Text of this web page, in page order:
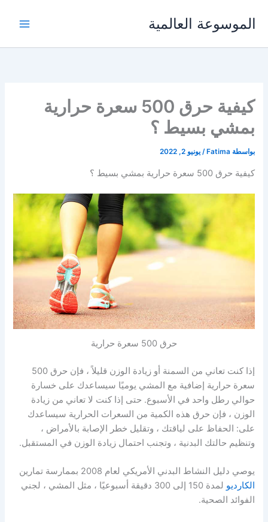
الموسوعة العالمية
كيفية حرق 500 سعرة حرارية
بمشي بسيط ؟
بواسطة Fatima
/يونيو 2, 2022
كيفية حرق 500 سعرة حرارية بمشي بسيط ؟
حرق 500 سعرة حرارية
إذا كنت تعاني من السمنة أو زيادة الوزن قليلاً ، فإن حرق 500
سعرة حرارية إضافية مع المشي يوميًا سيساعدك على خسارة
حوالي رطل واحد في الأسبوع. حتى إذا كنت لا تعاني من زيادة
الوزن ، فإن حرق هذه الكمية من السعرات الحرارية سيساعدك
على: الحفاظ على لياقتك ، وتقليل خطر الإصابة بالأمراض ،
وتنظيم حالتك البدنية ، وتجنب احتمال زيادة الوزن في المستقبل.
يوصي دليل النشاط البدني الأمريكي لعام 2008
بممارسة تمارين
الكارديو
لمدة 150 إلى 300 دقيقة أسبوعيًا ، مثل المشي ، لجني
الفوائد الصحية.